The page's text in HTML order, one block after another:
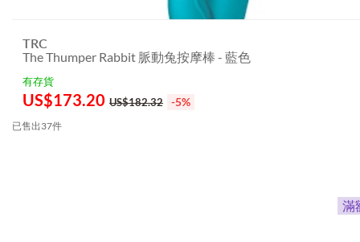
TRC
The Thumper Rabbit 脈動兔按摩棒 - 藍色
有存貨
US$173.20 US$182.32 -5%
已售出37件